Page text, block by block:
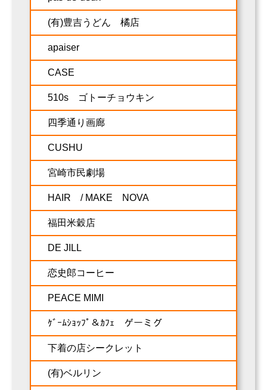
(有)豊吉うどん 橘店
apaiser
CASE
510s ゴトーチョウキン
四季通り画廊
CUSHU
宮崎市民劇場
HAIR / MAKE NOVA
福田米穀店
DE JILL
恋史郎コーヒー
PEACE MIMI
ｹﾞｰﾑｼｮｯﾌﾟ＆ｶﾌｪ ゲーミグ
下着の店シークレット
(有)ベルリン